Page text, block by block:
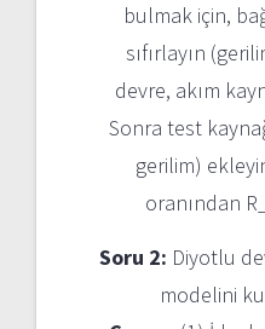
bulmak için,
sıfırlayın
devre, akım
Sonra test
gerilim)
oranından
Soru 2: Diyotlu
modelini